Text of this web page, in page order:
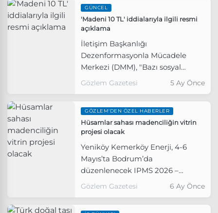
GÜNCEL
'Madeni 10 TL' iddialarıyla ilgili resmi
açıklama
İletişim Başkanlığı
Dezenformasyonla Mücadele
Merkezi (DMM), "Bazı sosyal
medya hesaplarından, ‘10 TL
gerçek değildir. Tedavüle
çıkarılmış 10 TL değerinde
herhangi bir madeni para
bulunmamaktadır" açıklamasını
yaptı.
Gözlem Gazetesi 5 Ay Önce
GÖZLEM'DEN ÖZEL HABERLER
Hüsamlar sahası madenciliğin vitrin
projesi olacak
Yeniköy Kemerköy Enerji, 4-6
Mayıs’ta Bodrum’da
düzenlenecek IPMS 2026 –
Uluslararası Madencilik Sonrası
Gözlem Gazetesi 6 Ay Önce